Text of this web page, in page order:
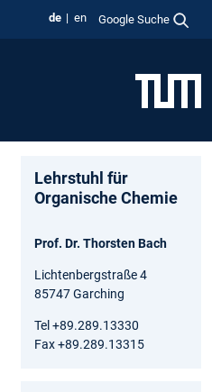
de en Google Suche
Lehrstuhl für
Organische Chemie
Prof. Dr. Thorsten Bach
Lichtenbergstraße 4
85747 Garching
Tel +89.289.13330
Fax +89.289.13315